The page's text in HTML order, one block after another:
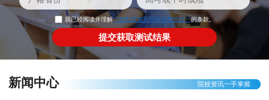
我已经阅读并理解《隐私政策及授权使用协议》的条款。
新闻中心 院校资讯一手掌握